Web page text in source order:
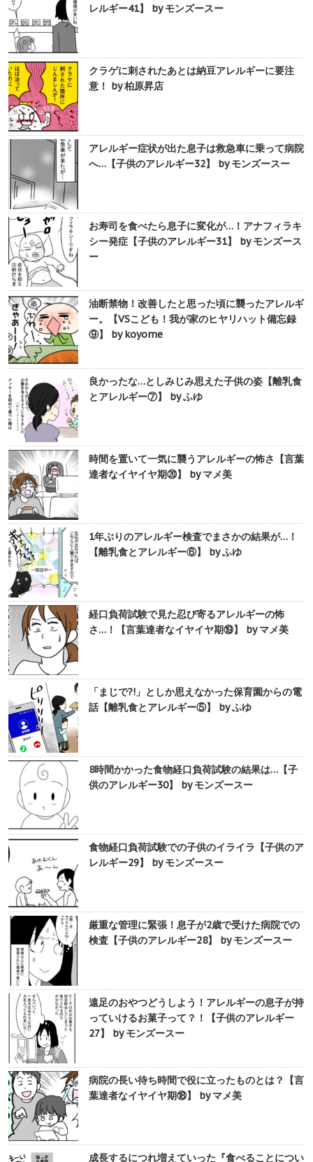
レルギー41】 by モンズースー
クラゲに刺されたあとは納豆アレルギーに要注
意！ by 柏原昇店
アレルギー症状が出た息子は救急車に乗って病院
へ…【子供のアレルギー32】 by モンズースー
お寿司を食べたら息子に変化が…！アナフィラキ
シー発症【子供のアレルギー31】 by モンズース
ー
油断禁物！改善したと思った頃に襲ったアレルギ
ー。【VSこども！我が家のヒヤリハット備忘録
⑨】 by koyome
良かったな…としみじみ思えた子供の姿【離乳食
とアレルギー⑦】 by ふゆ
時間を置いて一気に襲うアレルギーの怖さ【言葉
達者なイヤイヤ期⑳】 by マメ美
1年ぶりのアレルギー検査でまさかの結果が…！
【離乳食とアレルギー⑥】 by ふゆ
経口負荷試験で見た忍び寄るアレルギーの怖
さ…！【言葉達者なイヤイヤ期⑲】 by マメ美
「まじで?!」としか思えなかった保育園からの電
話【離乳食とアレルギー⑤】 by ふゆ
8時間かかった食物経口負荷試験の結果は…【子
供のアレルギー30】 by モンズースー
食物経口負荷試験での子供のイライラ【子供のア
レルギー29】 by モンズースー
厳重な管理に緊張！息子が2歳で受けた病院での
検査【子供のアレルギー28】 by モンズースー
遠足のおやつどうしよう！アレルギーの息子が持
っていけるお菓子って？！【子供のアレルギー
27】 by モンズースー
病院の長い待ち時間で役に立ったものとは？【言
葉達者なイヤイヤ期⑱】 by マメ美
成長するにつれ増えていった『食べることについ